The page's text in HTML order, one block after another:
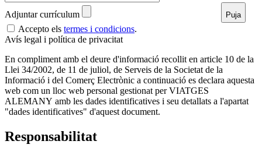
Adjuntar currículum Puja
Només
un
Límit
de
5
MB.
Tipus
permesos:
doc,
docx,
Accepto els termes i condicions.
Avís legal i política de privacitat
En compliment amb el deure d'informació recollit en article 10 de la
Llei 34/2002, de 11 de juliol, de Serveis de la Societat de la
Informació i del Comerç Electrònic a continuació es declara aquesta
web com un lloc web personal gestionat per VIATGES
ALEMANY amb les dades identificatives i seu detallats a l'apartat
"dades identificatives" d'aquest document.
Responsabilitat